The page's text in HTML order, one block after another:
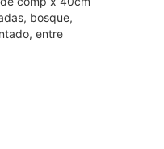
bosque,
entre